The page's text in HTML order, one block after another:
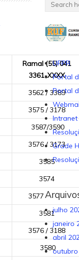
Ramal (55) 041
3361-XXXX
3562 / 3389
3575 / 3178
3587/3590
3576 / 3173
3585
3574
3577 / 3190
3581
3576 / 3188
3580
UFPR
Portal
Portal
Intranet
Grade
julho
janeiro
abril